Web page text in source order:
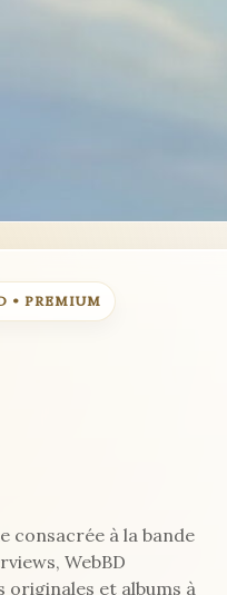
• PREMIUM
consacrée à la bande
WebBD
et albums à